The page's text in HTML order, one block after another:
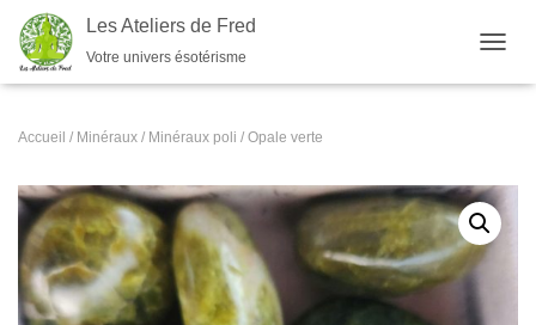
Les Ateliers de Fred
Votre univers ésotérisme
Accueil / Minéraux / Minéraux poli / Opale verte